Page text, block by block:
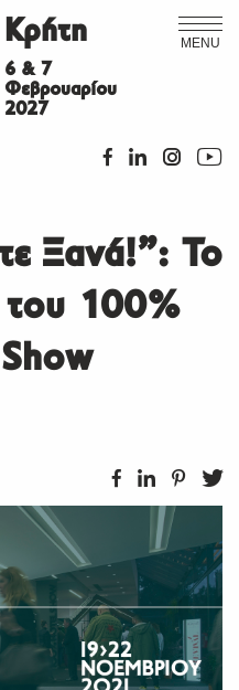
MENU
Κρήτη
6 & 7
Φεβρουαρίου
2027
Ξανά!”: Το
του 100%